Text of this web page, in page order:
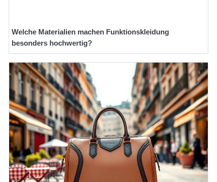
Welche Materialien machen Funktionskleidung
besonders hochwertig?